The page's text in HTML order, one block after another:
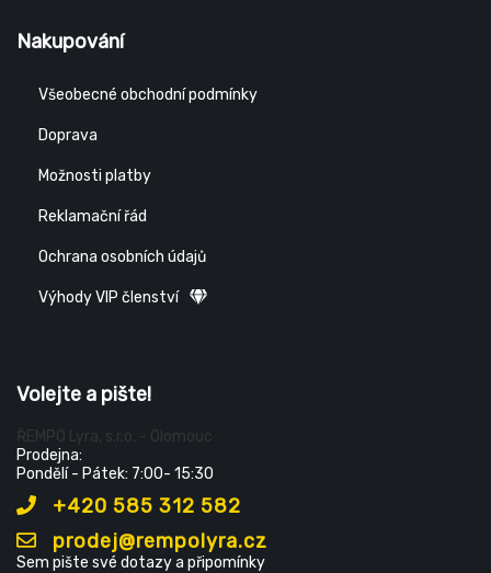
Nakupování
Všeobecné obchodní podmínky
Doprava
Možnosti platby
Reklamační řád
Ochrana osobních údajů
Výhody VIP členství
Volejte a pište!
ŘEMPO Lyra, s.r.o. - Olomouc
Prodejna:
Pondělí - Pátek: 7:00- 15:30
+420 585 312 582
prodej@rempolyra.cz
Sem pište své dotazy a připomínky